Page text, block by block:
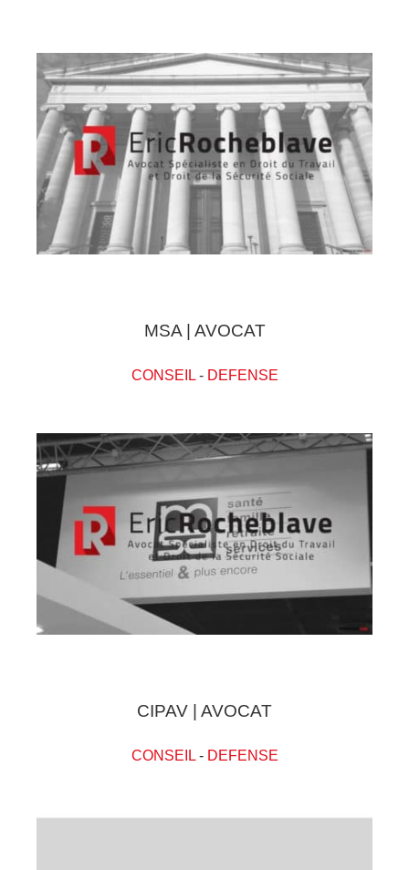
MSA | AVOCAT
CONSEIL- DEFENSE
CIPAV | AVOCAT
CONSEIL- DEFENSE